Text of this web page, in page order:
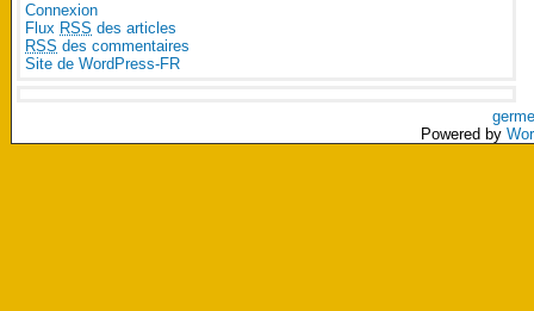
Connexion
Flux RSS des articles
RSS des commentaires
Site de WordPress-FR
Powered by